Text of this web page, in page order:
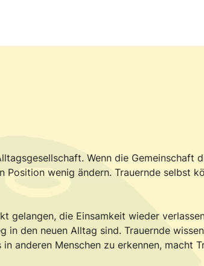
Wenn die Gemeinschaft
wenig ändern. Trauernde selbst
gelangen, die Einsamkeit wieder
in den neuen Alltag sind. Trauernde
anderen Menschen zu erkennen, macht